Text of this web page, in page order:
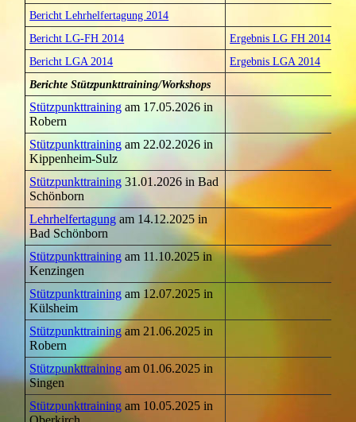
Bericht Lehrhelfertagung 2014
Bericht LG-FH 2014
Ergebnis LG FH 2014
Bericht LGA 2014
Ergebnis LGA 2014
Berichte Stützpunkttraining/Workshops
Stützpunkttraining am 17.05.2026 in
Robern
Stützpunkttraining am 22.02.2026 in
Kippenheim-Sulz
Stützpunkttraining 31.01.2026 in Bad
Schönborn
Lehrhelfertagung am 14.12.2025 in
Bad Schönborn
Stützpunkttraining am 11.10.2025 in
Kenzingen
Stützpunkttraining am 12.07.2025 in
Külsheim
Stützpunkttrainingam 21.06.2025 in
Robern
Stützpunkttraining am 01.06.2025 in
Singen
Stützpunkttraining am 10.05.2025 in